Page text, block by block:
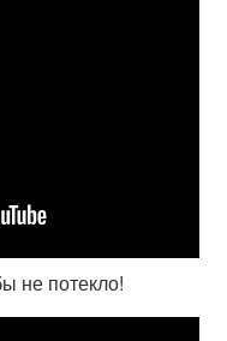
не потекло!